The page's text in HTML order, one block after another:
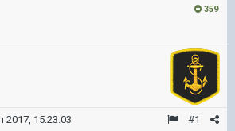
359
#1
2017, 15:23:03